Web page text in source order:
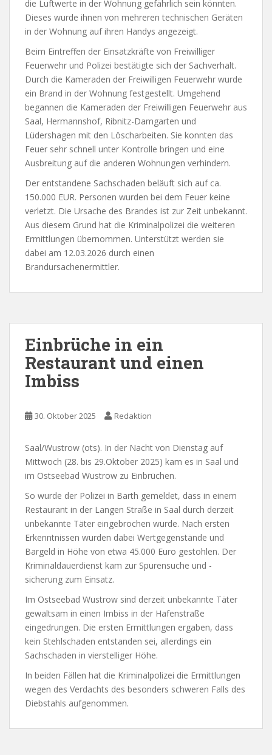
die Luftwerte in der Wohnung gefährlich sein könnten.
Dieses wurde ihnen von mehreren technischen Geräten
in der Wohnung auf ihren Handys angezeigt.
Beim Eintreffen der Einsatzkräfte von Freiwilliger
Feuerwehr und Polizei bestätigte sich der Sachverhalt.
Durch die Kameraden der Freiwilligen Feuerwehr wurde
ein Brand in der Wohnung festgestellt. Umgehend
begannen die Kameraden der Freiwilligen Feuerwehr aus
Saal, Hermannshof, Ribnitz-Damgarten und
Lüdershagen mit den Löscharbeiten. Sie konnten das
Feuer sehr schnell unter Kontrolle bringen und eine
Ausbreitung auf die anderen Wohnungen verhindern.
Der entstandene Sachschaden beläuft sich auf ca.
150.000 EUR. Personen wurden bei dem Feuer keine
verletzt. Die Ursache des Brandes ist zur Zeit unbekannt.
Aus diesem Grund hat die Kriminalpolizei die weiteren
Ermittlungen übernommen. Unterstützt werden sie
dabei am 12.03.2026 durch einen
Brandursachenermittler.
Einbrüche in ein
Restaurant und einen
Imbiss
30. Oktober 2025 Redaktion
Saal/Wustrow (ots). In der Nacht von Dienstag auf
Mittwoch (28. bis 29.Oktober 2025) kam es in Saal und
im Ostseebad Wustrow zu Einbrüchen.
So wurde der Polizei in Barth gemeldet, dass in einem
Restaurant in der Langen Straße in Saal durch derzeit
unbekannte Täter eingebrochen wurde. Nach ersten
Erkenntnissen wurden dabei Wertgegenstände und
Bargeld in Höhe von etwa 45.000 Euro gestohlen. Der
Kriminaldauerdienst kam zur Spurensuche und -
sicherung zum Einsatz.
Im Ostseebad Wustrow sind derzeit unbekannte Täter
gewaltsam in einen Imbiss in der Hafenstraße
eingedrungen. Die ersten Ermittlungen ergaben, dass
kein Stehlschaden entstanden sei, allerdings ein
Sachschaden in vierstelliger Höhe.
In beiden Fällen hat die Kriminalpolizei die Ermittlungen
wegen des Verdachts des besonders schweren Falls des
Diebstahls aufgenommen.